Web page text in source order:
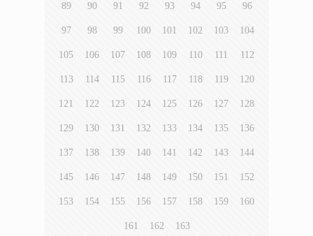
89 90 91 92 93 94 95 96
97 98 99 100 101 102 103 104
105 106 107 108 109 110 111 112
113 114 115 116 117 118 119 120
121 122 123 124 125 126 127 128
129 130 131 132 133 134 135 136
137 138 139 140 141 142 143 144
145 146 147 148 149 150 151 152
153 154 155 156 157 158 159 160
161 162 163